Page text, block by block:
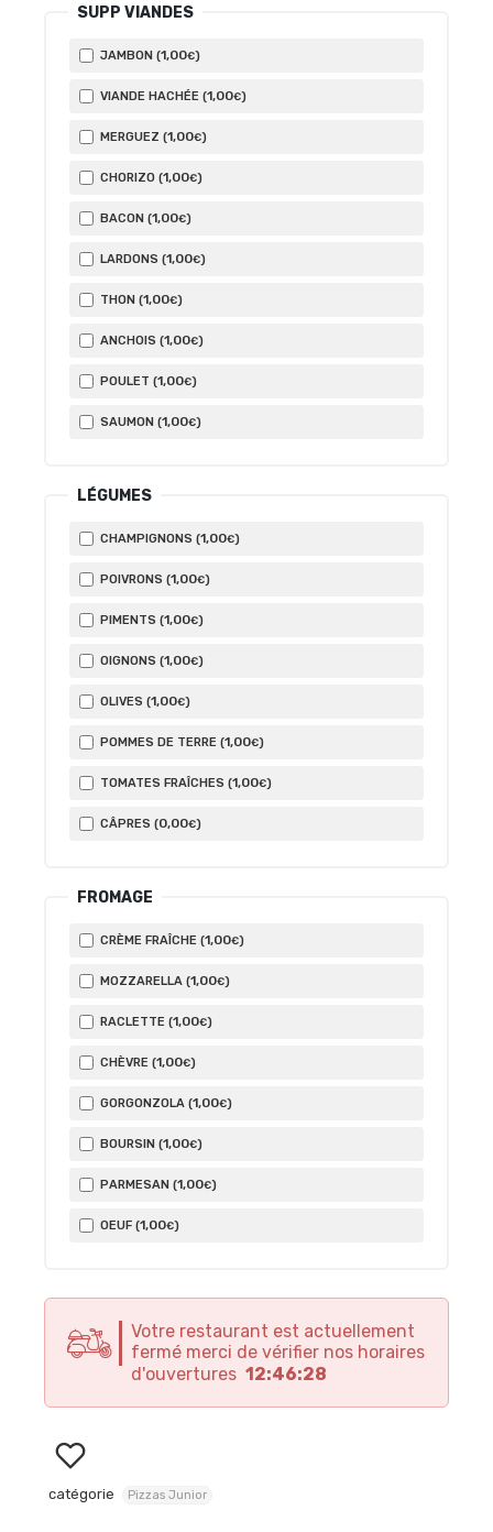
SUPP VIANDES
JAMBON (1,00€)
VIANDE HACHÉE (1,00€)
MERGUEZ (1,00€)
CHORIZO (1,00€)
BACON (1,00€)
LARDONS (1,00€)
THON (1,00€)
ANCHOIS (1,00€)
POULET (1,00€)
SAUMON (1,00€)
LÉGUMES
CHAMPIGNONS (1,00€)
POIVRONS (1,00€)
PIMENTS (1,00€)
OIGNONS (1,00€)
OLIVES (1,00€)
POMMES DE TERRE (1,00€)
TOMATES FRAÎCHES (1,00€)
CÂPRES (0,00€)
FROMAGE
CRÈME FRAÎCHE (1,00€)
MOZZARELLA (1,00€)
RACLETTE (1,00€)
CHÈVRE (1,00€)
GORGONZOLA (1,00€)
BOURSIN (1,00€)
PARMESAN (1,00€)
OEUF (1,00€)
Votre restaurant est actuellement
fermé merci de vérifier nos horaires
d'ouvertures 12:46:28
catégorie Pizzas Junior